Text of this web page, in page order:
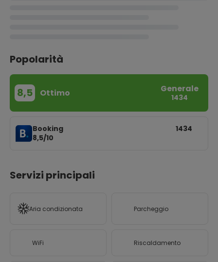
Popolarità
8,5 Ottimo Generale
1434
Booking
8,5/10
1434
Servizi principali
Aria condizionata Parcheggio
WiFi Riscaldamento